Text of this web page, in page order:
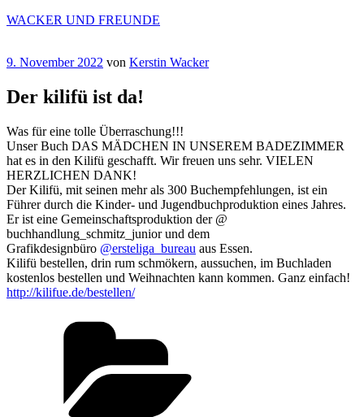
Zum
WACKER UND FREUNDE
Veröffentlicht
9. November 2022 von Kerstin Wacker
Der kilifü ist da!
Was für eine tolle Überraschung!!!
Unser Buch DAS MÄDCHEN IN UNSEREM BADEZIMMER
hat es in den Kilifü geschafft. Wir freuen uns sehr. VIELEN
HERZLICHEN DANK!
Der Kilifü, mit seinen mehr als 300 Buchempfehlungen, ist ein
Führer durch die Kinder- und Jugendbuchproduktion eines Jahres.
Er ist eine Gemeinschaftsproduktion der @
buchhandlung_schmitz_junior und dem
Grafikdesignbüro @ersteliga_bureau aus Essen.
Kilifü bestellen, drin rum schmökern, aussuchen, im Buchladen
kostenlos bestellen und Weihnachten kann kommen. Ganz einfach!
http://kilifue.de/bestellen/